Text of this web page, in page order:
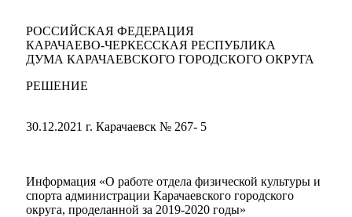
РОССИЙСКАЯ ФЕДЕРАЦИЯ
КАРАЧАЕВО-ЧЕРКЕССКАЯ РЕСПУБЛИКА
ДУМА КАРАЧАЕВСКОГО ГОРОДСКОГО ОКРУГА
РЕШЕНИЕ
30.12.2021 г. Карачаевск № 267- 5
Информация «О работе отдела физической культуры и
спорта администрации Карачаевского городского
округа, проделанной за 2019-2020 годы»